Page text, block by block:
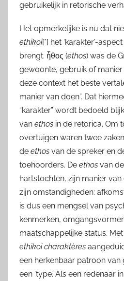
gebruikelijk in retorische
Het opmerkelijke is nu dat
ethikoi[*] het ‘karakter’-
brengt. ἦθος (ethos) was de
gewoonte, gebruik of manier
deze context het beste
manier van doen”. Dat
“karakter” wordt bedoeld
van ethos in de retorica. Om
overtuigen waren twee
de ethos van de spreker en
toehoorders. De ethos van
hartstochten, zijn manier
zijn omstandigheden:
is dus een mengsel van
kenmerken,
maatschappelijke status. Met
ethikoi charaktères
een herkenbaar patroon van
een ‘type’. Als een redenaar